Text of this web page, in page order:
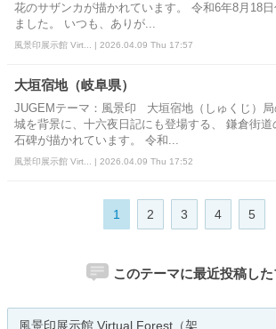
花のサザンカが描かれています。 令和6年8月18
ました。 いつも、ありが...
風景印展示館 Virt... | 2026.04.09 Thu 17:57
大垣宿地（岐阜県）
JUGEMテーマ：風景印 大垣宿地（しゅくじ）局
城を背景に、十六夜日記にも登場する、 鎌倉街
石碑が描かれています。 令和...
風景印展示館 Virt... | 2026.04.09 Thu 17:52
1 2 3 4 5
このテーマに最近投稿し
風景印展示館 Virtual Forest（架...